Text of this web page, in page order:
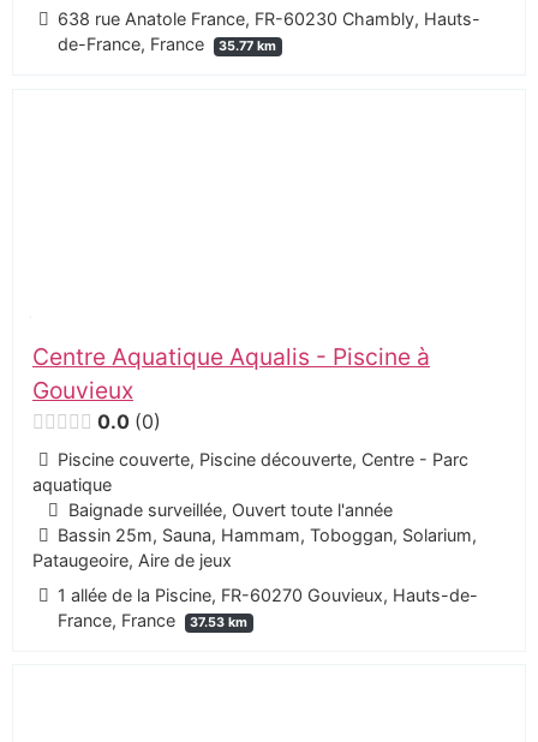
638 rue Anatole France, FR-60230 Chambly, Hauts-
de-France, France
35.77 km
Centre Aquatique Aqualis - Piscine à
Gouvieux
0.0 0
Piscine couverte, Piscine découverte, Centre - Parc
aquatique
Baignade surveillée, Ouvert toute l'année
Bassin 25m, Sauna, Hammam, Toboggan, Solarium,
Pataugeoire, Aire de jeux
1 allée de la Piscine, FR-60270 Gouvieux, Hauts-de-
France, France
37.53 km